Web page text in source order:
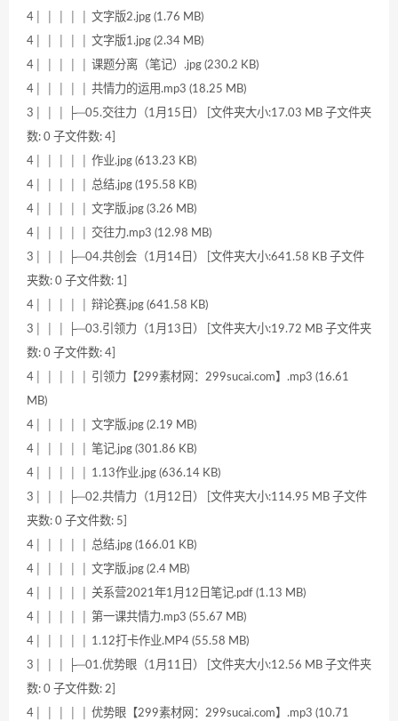
4│ │ │ │ │ 文字版2.jpg (1.76 MB)
4│ │ │ │ │ 文字版1.jpg (2.34 MB)
4│ │ │ │ │ 课题分离（笔记）.jpg (230.2 KB)
4│ │ │ │ │ 共情力的运用.mp3 (18.25 MB)
3│ │ │ ├─05.交往力（1月15日） [文件夹大小:17.03 MB 子文件夹
数: 0 子文件数: 4]
4│ │ │ │ │ 作业.jpg (613.23 KB)
4│ │ │ │ │ 总结.jpg (195.58 KB)
4│ │ │ │ │ 文字版.jpg (3.26 MB)
4│ │ │ │ │ 交往力.mp3 (12.98 MB)
3│ │ │ ├─04.共创会（1月14日） [文件夹大小:641.58 KB 子文件
夹数: 0 子文件数: 1]
4│ │ │ │ │ 辩论赛.jpg (641.58 KB)
3│ │ │ ├─03.引领力（1月13日） [文件夹大小:19.72 MB 子文件夹
数: 0 子文件数: 4]
4│ │ │ │ │ 引领力【299素材网：299sucai.com】.mp3 (16.61
MB)
4│ │ │ │ │ 文字版.jpg (2.19 MB)
4│ │ │ │ │ 笔记.jpg (301.86 KB)
4│ │ │ │ │ 1.13作业.jpg (636.14 KB)
3│ │ │ ├─02.共情力（1月12日） [文件夹大小:114.95 MB 子文件
夹数: 0 子文件数: 5]
4│ │ │ │ │ 总结.jpg (166.01 KB)
4│ │ │ │ │ 文字版.jpg (2.4 MB)
4│ │ │ │ │ 关系营2021年1月12日笔记.pdf (1.13 MB)
4│ │ │ │ │ 第一课共情力.mp3 (55.67 MB)
4│ │ │ │ │ 1.12打卡作业.MP4 (55.58 MB)
3│ │ │ ├─01.优势眼（1月11日） [文件夹大小:12.56 MB 子文件夹
数: 0 子文件数: 2]
4│ │ │ │ │ 优势眼【299素材网：299sucai.com】.mp3 (10.71